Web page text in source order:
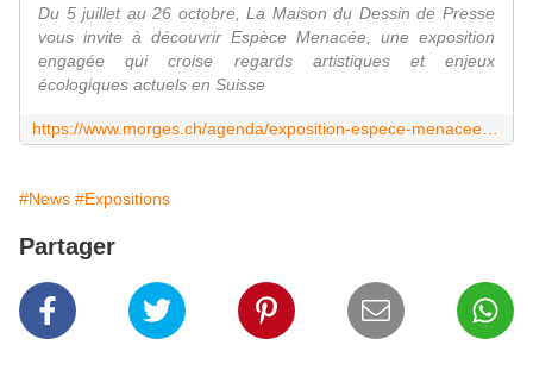
Du 5 juillet au 26 octobre, La Maison du Dessin de Presse
vous invite à découvrir Espèce Menacée, une exposition
engagée qui croise regards artistiques et enjeux
écologiques actuels en Suisse
#News #Expositions
Partager